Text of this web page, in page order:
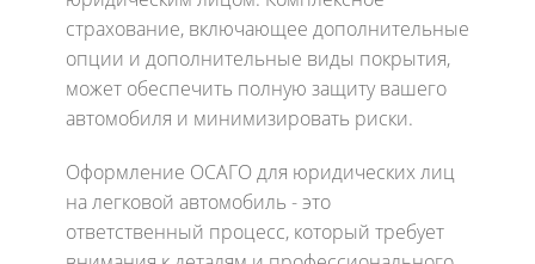
страхование, включающее дополнительные
опции и дополнительные виды покрытия,
может обеспечить полную защиту вашего
автомобиля и минимизировать риски.
Оформление ОСАГО для юридических лиц
на легковой автомобиль - это
ответственный процесс, который требует